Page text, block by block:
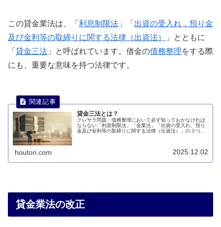
この貸金業法は、「 利息制限法 」「 出資の受入れ，預り金
及び金利等の取締りに関する法律（出資法）
」とともに
「 貸金三法 」と呼ばれています。借金の債務整理をする際
にも、重要な意味を持つ法律です。
貸金三法とは？
クレサラ問題・債務整理において必ず知っておかなければ
ならない「利息制限法」「金業法」「出資の受入れ、預り
金及び金利等の取締りに関する法律（出資法）」の３つの
houtori.com 2025.12.02
貸金業法の改正